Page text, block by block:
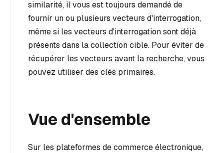
similarité, il vous est toujours demandé de
fournir un ou plusieurs vecteurs d'interrogation,
même si les vecteurs d'interrogation sont déjà
présents dans la collection cible. Pour éviter de
récupérer les vecteurs avant la recherche, vous
pouvez utiliser des clés primaires.
Vue d'ensemble
Sur les plateformes de commerce électronique,